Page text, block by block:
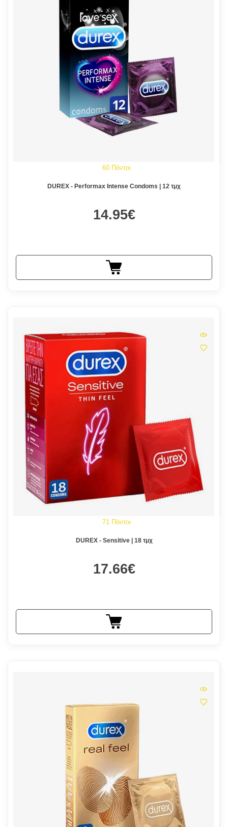
60 Πόντοι
DUREX - Performax Intense Condoms | 12 τμχ
14.95€
71 Πόντοι
DUREX - Sensitive | 18 τμχ
17.66€